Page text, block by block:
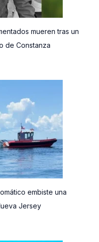
mueren tras un
de Constanza
embiste una
Jersey